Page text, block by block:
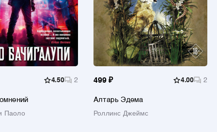
4.50 2
Паоло
499 ₽ 4.00 2
Алтарь Эдема
Роллинс Джеймс